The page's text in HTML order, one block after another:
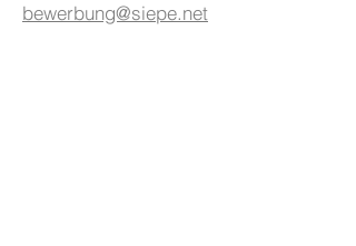
bewerbung@siepe.net